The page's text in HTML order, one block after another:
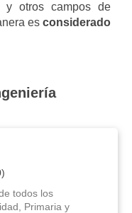
y otros campos de
esconsiderado
)
todos los
Primaria y